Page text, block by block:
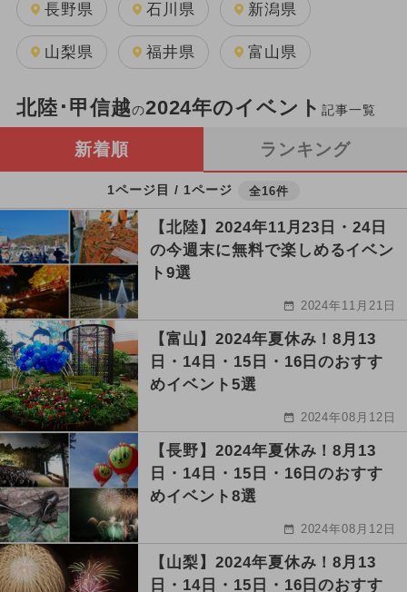
長野県 石川県 新潟県
山梨県 福井県 富山県
北陸･甲信越の2024年のイベント記事一覧
新着順 ランキング
1ページ目 / 1ページ 全16件
【北陸】2024年11月23日・24日
の今週末に無料で楽しめるイベン
ト9選
2024年11月21日
【富山】2024年夏休み！8月13
日・14日・15日・16日のおすす
めイベント5選
2024年08月12日
【長野】2024年夏休み！8月13
日・14日・15日・16日のおすす
めイベント8選
2024年08月12日
【山梨】2024年夏休み！8月13
日・14日・15日・16日のおすす